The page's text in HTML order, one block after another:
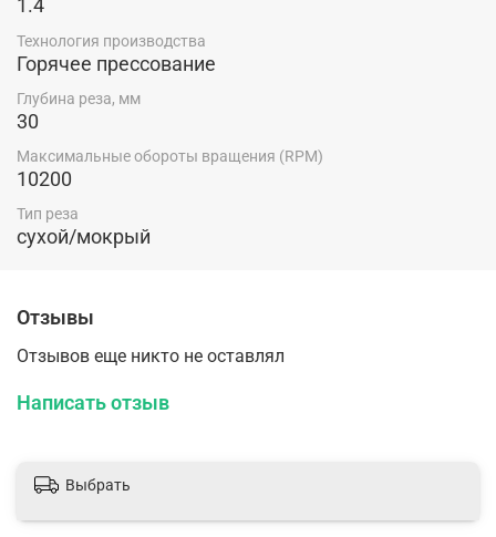
1.4
Технология производства
Горячее прессование
Глубина реза, мм
30
Максимальные обороты вращения (RPM)
10200
Тип реза
сухой/мокрый
Отзывы
Отзывов еще никто не оставлял
Написать отзыв
Выбрать